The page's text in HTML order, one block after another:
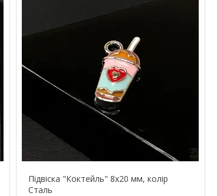
Підвіска "Коктейль" 8х20 мм, колір
Сталь